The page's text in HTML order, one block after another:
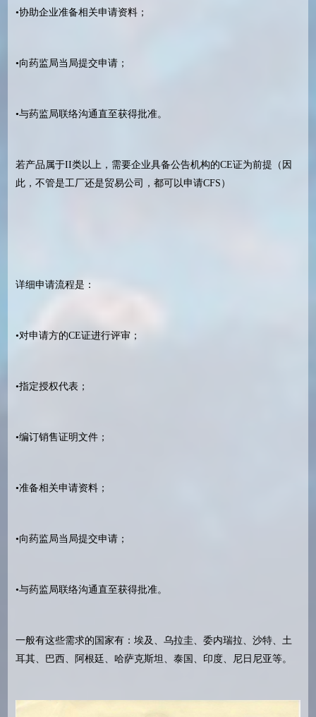
•协助企业准备相关申请资料；
•向药监局当局提交申请；
•与药监局联络沟通直至获得批准。
若产品属于II类以上，需要企业具备公告机构的CE证为前提（因
此，不管是工厂还是贸易公司，都可以申请CFS）
详细申请流程是：
•对申请方的CE证进行评审；
•指定授权代表；
•编订销售证明文件；
•准备相关申请资料；
•向药监局当局提交申请；
•与药监局联络沟通直至获得批准。
一般有这些需求的国家有：埃及、乌拉圭、委内瑞拉、沙特、土
耳其、巴西、阿根廷、哈萨克斯坦、泰国、印度、尼日尼亚等。